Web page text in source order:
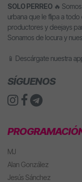
SOLO PERREO 🔥
urbana que le flipa a todo
productores y deejays
Sonamos de locura y
📱 Descárgate nuestra
SÍGUENOS
MJ
Alan González
Jesús Sánchez